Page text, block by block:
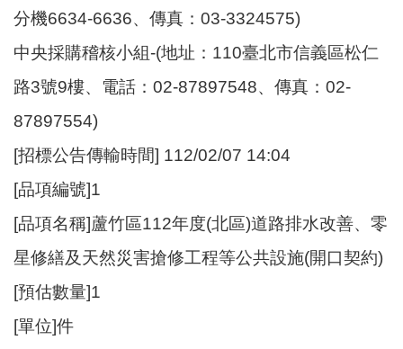
分機6634-6636、傳真：03-3324575)
中央採購稽核小組-(地址：110臺北市信義區松仁
路3號9樓、電話：02-87897548、傳真：02-
87897554)
[招標公告傳輸時間] 112/02/07 14:04
[品項編號]1
[品項名稱]蘆竹區112年度(北區)道路排水改善、零
星修繕及天然災害搶修工程等公共設施(開口契約)
[預估數量]1
[單位]件